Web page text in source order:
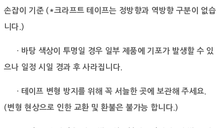
손잡이 기준 (*크라프트 테이프는 정방향과 역방향 구분이 없습
니다.)
· 바탕 색상이 투명일 경우 일부 제품에 기포가 발생할 수 있
으나 일정 시일 경과 후 사라집니다.
· 테이프 변형 방지를 위해 꼭 서늘한 곳에 보관해 주세요.
(변형 현상으로 인한 교환 및 환불은 불가능 합니다.)